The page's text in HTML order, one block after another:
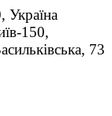
Україна
150,
73